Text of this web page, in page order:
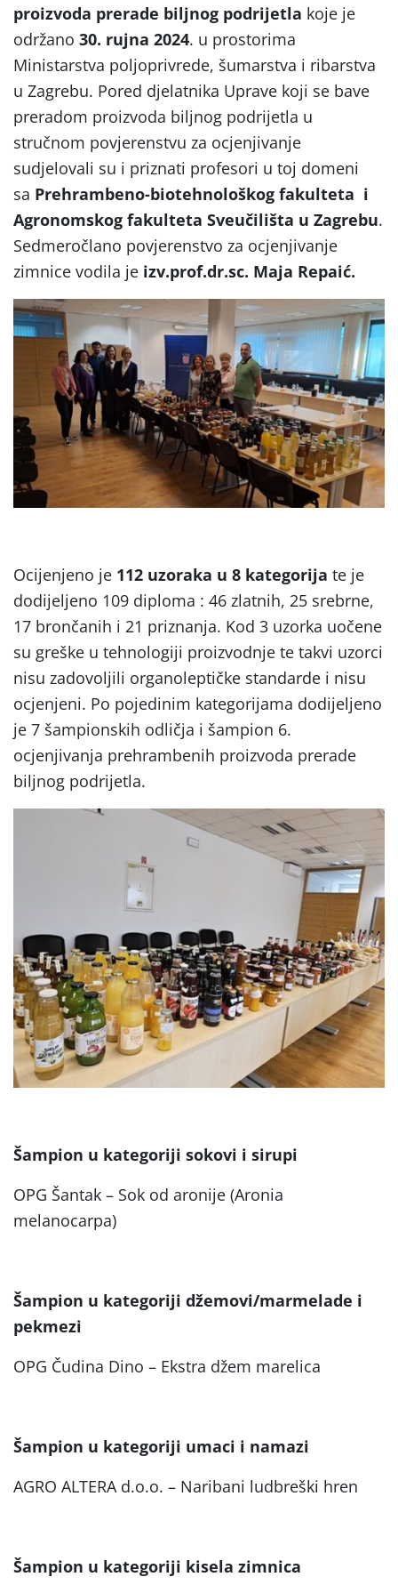
proizvoda prerade biljnog podrijetla koje je
održano 30. rujna 2024. u prostorima
Ministarstva poljoprivrede, šumarstva i ribarstva
u Zagrebu. Pored djelatnika Uprave koji se bave
preradom proizvoda biljnog podrijetla u
stručnom povjerenstvu za ocjenjivanje
sudjelovali su i priznati profesori u toj domeni
sa Prehrambeno-biotehnološkog fakulteta i
Agronomskog fakulteta Sveučilišta u Zagrebu.
Sedmeročlano povjerenstvo za ocjenjivanje
zimnice vodila je izv.prof.dr.sc. Maja Repaić.
Ocijenjeno je 112 uzoraka u 8 kategorija te je
dodijeljeno 109 diploma : 46 zlatnih, 25 srebrne,
17 brončanih i 21 priznanja. Kod 3 uzorka uočene
su greške u tehnologiji proizvodnje te takvi uzorci
nisu zadovoljili organoleptičke standarde i nisu
ocjenjeni. Po pojedinim kategorijama dodijeljeno
je 7 šampionskih odličja i šampion 6.
ocjenjivanja prehrambenih proizvoda prerade
biljnog podrijetla.
Šampion u kategoriji sokovi i sirupi
OPG Šantak – Sok od aronije (Aronia
melanocarpa)
Šampion u kategoriji džemovi/marmelade i
pekmezi
OPG Čudina Dino – Ekstra džem marelica
Šampion u kategoriji umaci i namazi
AGRO ALTERA d.o.o. – Naribani ludbreški hren
Šampion u kategoriji kisela zimnica